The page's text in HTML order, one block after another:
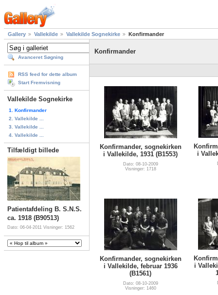
Gallery Vallekilde Vallekilde Sognekirke Konfirmander
Avanceret Søgning
RSS feed for dette album
Start Fremvisning
Vallekilde Sognekirke
1. Konfirmander
2. Vallekilde ...
3. Vallekilde ...
4. Vallekilde ...
Tilfældigt billede
Patientafdeling B. S.N.S.
ca. 1918 (B90513)
Dato: 06-04-2011 Visninger: 1562
Konfirmander
Konfirmander, sognekirken
i Vallekilde, 1931 (B1553)
Dato: 08-10-2009
Visninger: 1718
i
Konfirmander, sognekirken
i Vallekilde, februar 1936
(B1561)
Dato: 08-10-2009
Visninger: 1460
i